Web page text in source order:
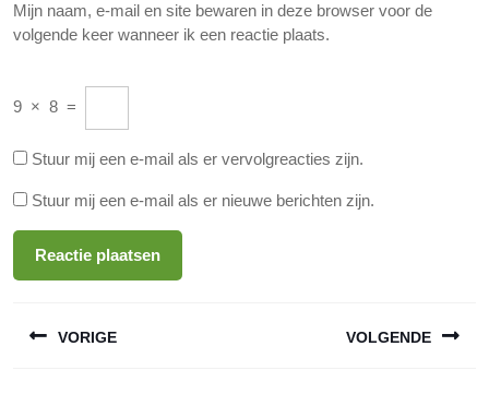
Mijn naam, e-mail en site bewaren in deze browser voor de
volgende keer wanneer ik een reactie plaats.
9 × 8 =
Stuur mij een e-mail als er vervolgreacties zijn.
Stuur mij een e-mail als er nieuwe berichten zijn.
VORIGE VOLGENDE